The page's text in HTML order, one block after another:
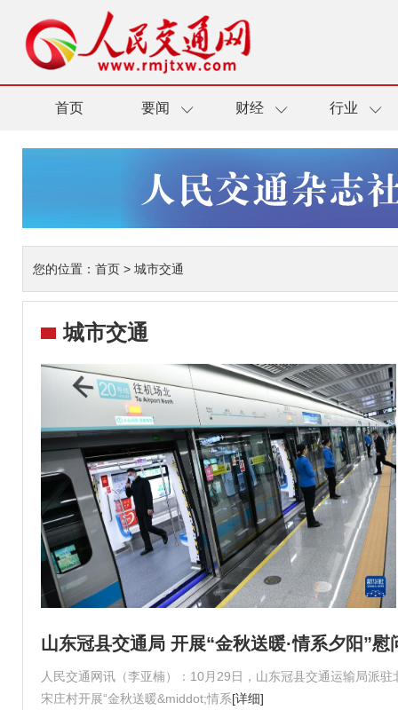
首页 要闻 财经 行业
您的位置： 首页 > 城市交通
城市交通
山东冠县交通局 开展“金秋送暖·情系夕阳”慰
人民交通网讯（李亚楠）：10月29日，山东冠县交通运输局派
宋庄村开展“金秋送暖&middot;情系[详细]